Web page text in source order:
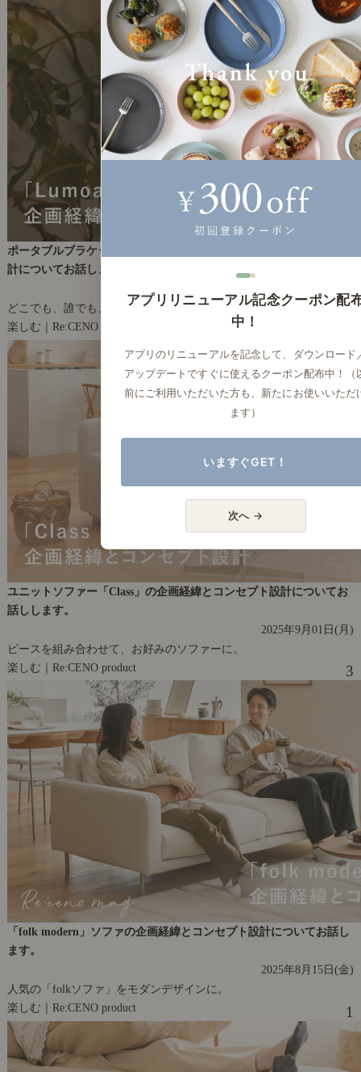
ポータブルブラケットライト「Lumoa」の企画経緯とコンセプト設
計についてお話します。
どこでも、誰でも、ほしい場所に明かりを。
楽しむ｜Re:CENO product
ユニットソファー「Class」の企画経緯とコンセプト設計についてお
話しします。
2025年9月01日(月)
ピースを組み合わせて、お好みのソファーに。
楽しむ｜Re:CENO product
3
「folk modern」ソファの企画経緯とコンセプト設計についてお話し
ます。
2025年8月15日(金)
人気の「folkソファ」をモダンデザインに。
楽しむ｜Re:CENO product
1
アプリリニューアル記念クーポン配
中！
アプリのリニューアルを記念して、ダウンロード
アップデートですぐに使えるクーポン配布中！（
前にご利用いただいた方も、新たにお使いいただ
ます）
いますぐGET！
次へ →